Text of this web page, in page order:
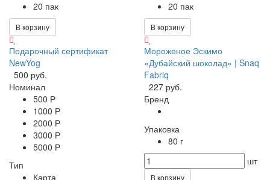
20 пак
В корзину
20 пак
В корзину
Подарочный сертификат
NewYog
500 руб.
Номинал
500 Р
1000 Р
2000 Р
3000 Р
5000 Р
Тип
Карта
Мороженое Эскимо
«Дубайский шоколад» | Snaq
Fabriq
227 руб.
Бренд
Упаковка
80 г
шт
В корзину